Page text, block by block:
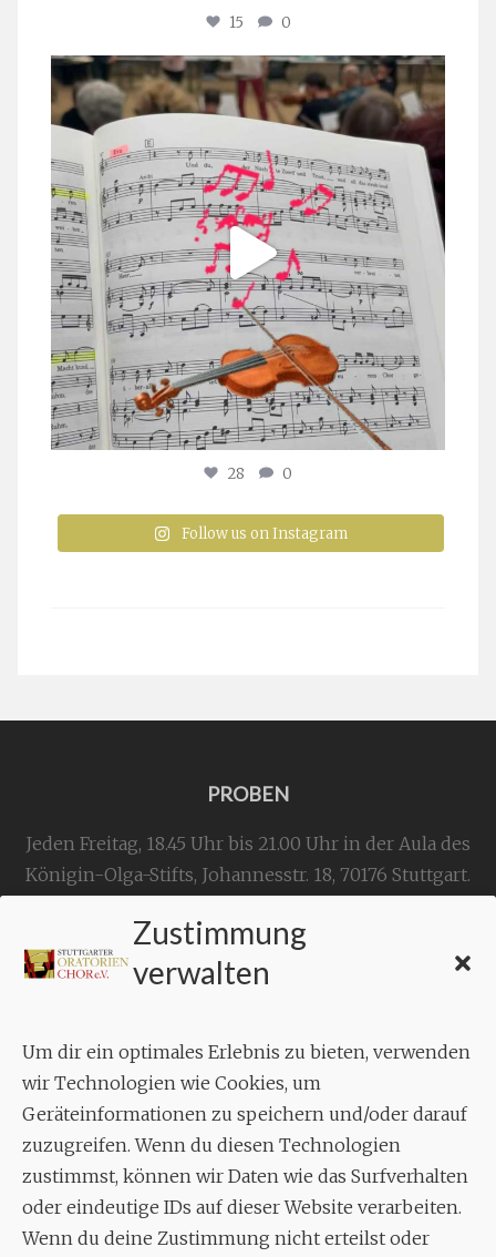
Zustimmung
verwalten
Um dir ein optimales Erlebnis zu bieten, verwenden
wir Technologien wie Cookies, um
Geräteinformationen zu speichern und/oder darauf
zuzugreifen. Wenn du diesen Technologien
zustimmst, können wir Daten wie das Surfverhalten
oder eindeutige IDs auf dieser Website verarbeiten.
Wenn du deine Zustimmung nicht erteilst oder
15 0
stuttgarter_oratorienchor
Juli 23
28 0
Follow us on Instagram
PROBEN
Jeden Freitag, 18.45 Uhr bis 21.00 Uhr in der Aula des
Königin-Olga-Stifts, Johannesstr. 18, 70176 Stuttgart.
KONTAKT
Geschäftsstelle:
Aixheimer Str. 18
70619 Stuttgart
MUSIK
Musikalischer Leiter:
Enrico Trummer